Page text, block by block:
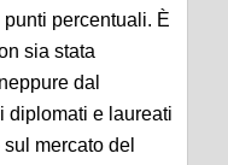
percentuali. È
sia stata
dal
diplomati e laureati
mercato del